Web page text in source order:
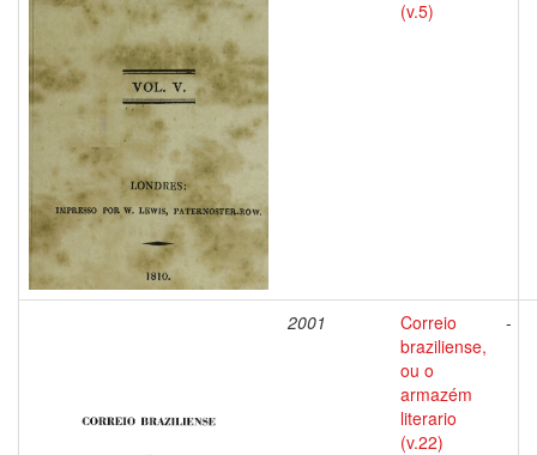
(v.5)
2001
Correio
braziliense,
ou o
armazém
literario
(v.22)
-